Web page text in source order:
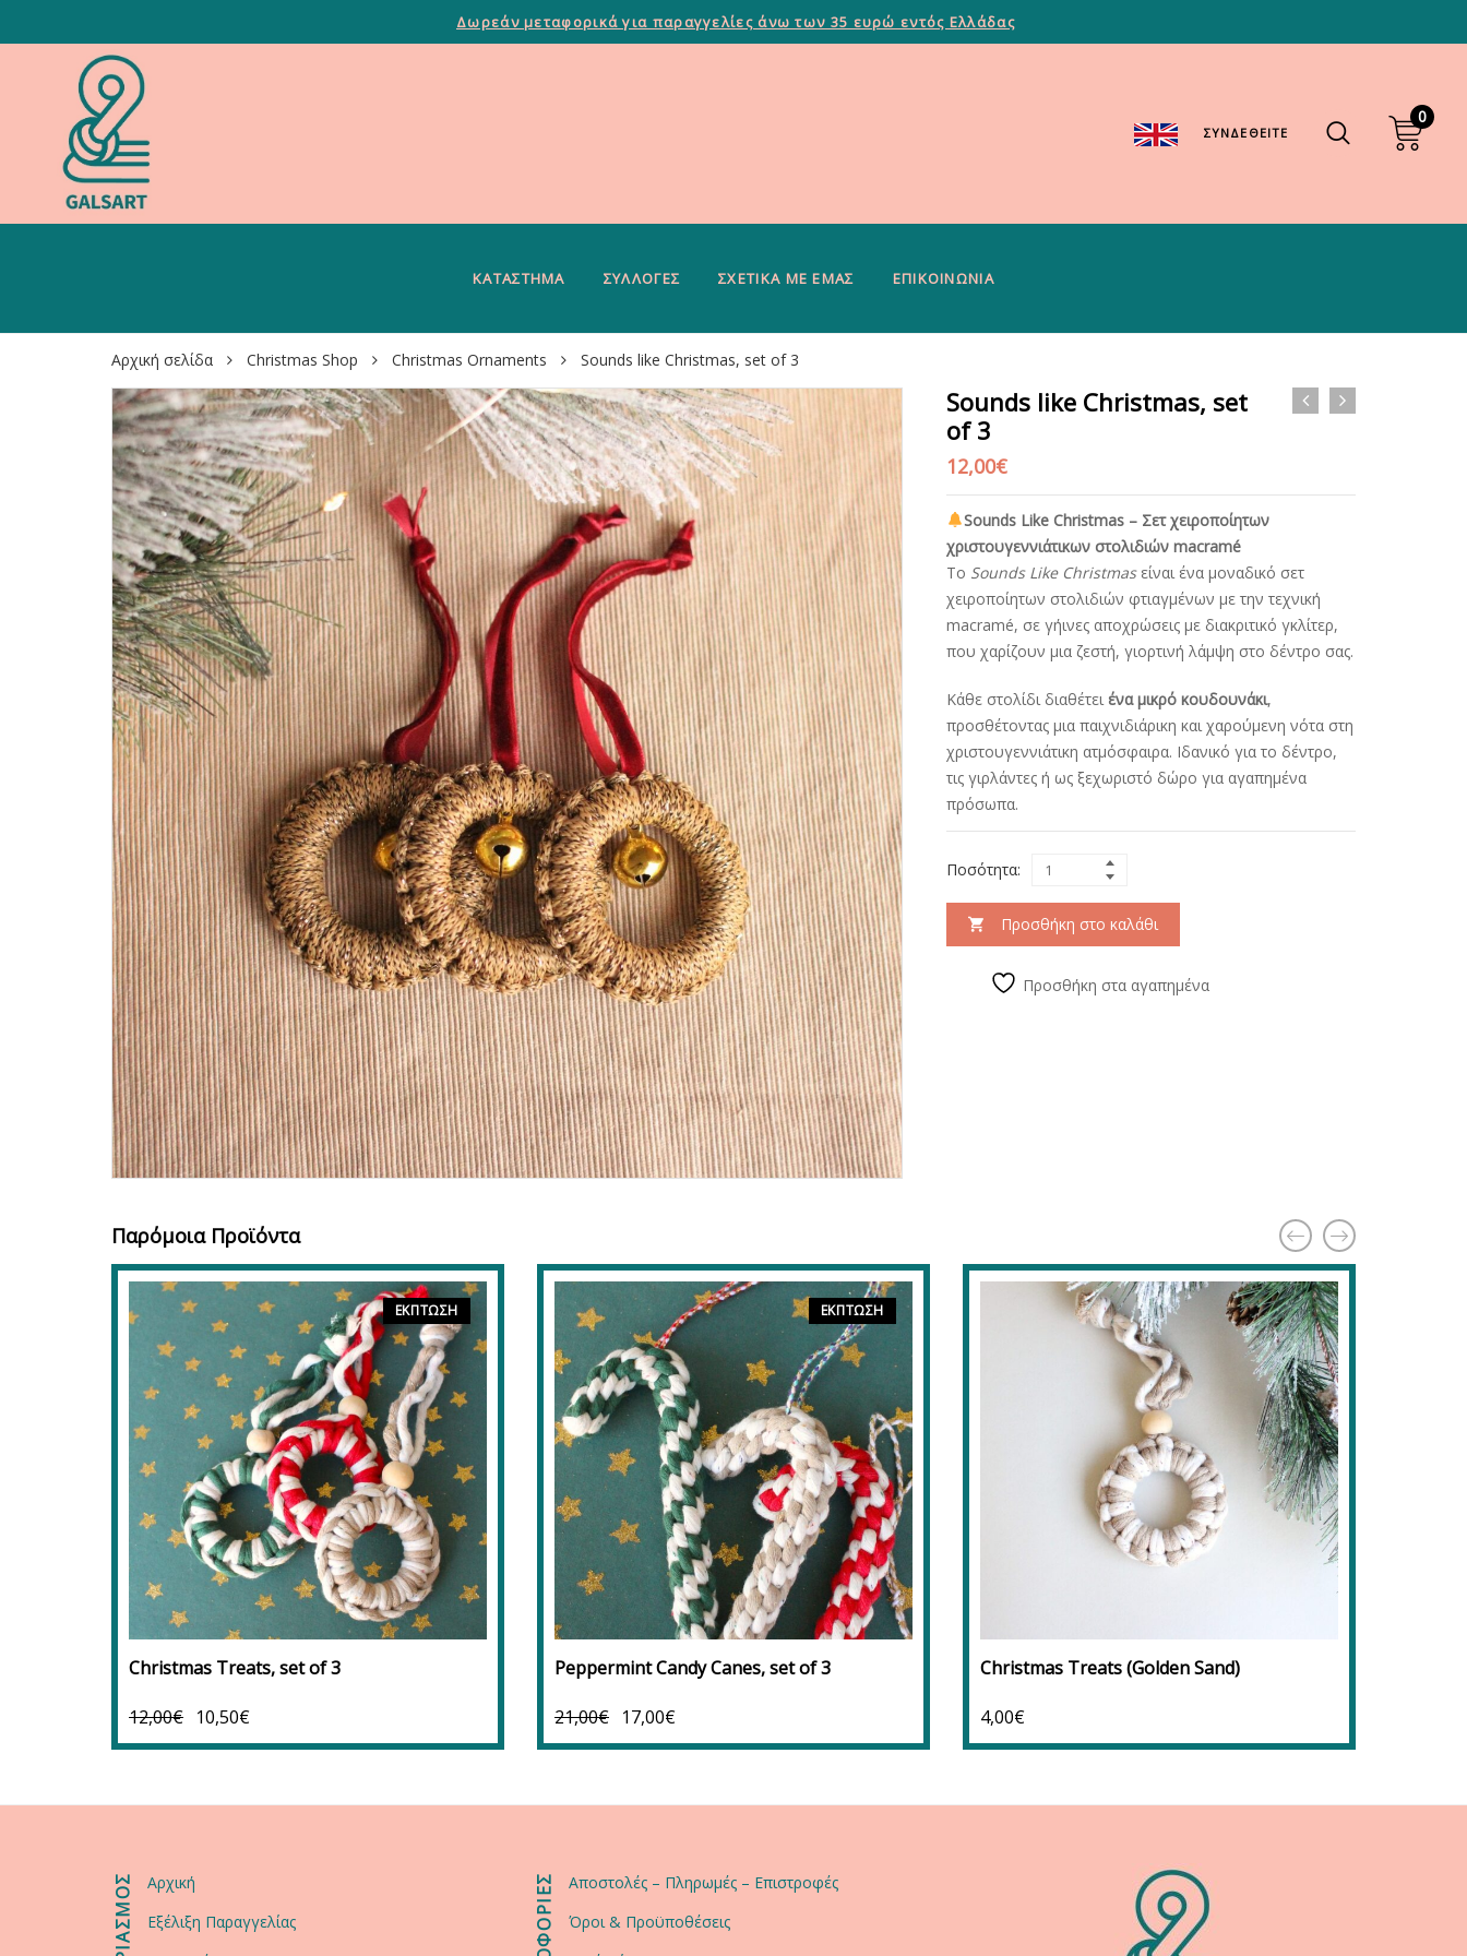
Δωρεάν μεταφορικά για παραγγελίες άνω των 35 ευρώ εντός Ελλάδας
ΣΥΝΔΕΘΕΊΤΕ
0
ΚΑΤΆΣΤΗΜΑ ΣΥΛΛΟΓΈΣ ΣΧΕΤΙΚΆ ΜΕ ΕΜΆΣ ΕΠΙΚΟΙΝΩΝΊΑ
Αρχική σελίδα Christmas Shop Christmas Ornaments Sounds like Christmas, set of 3
Sounds like Christmas, set
of 3
12,00€
Sounds Like Christmas – Σετ χειροποίητων
χριστουγεννιάτικων στολιδιών macramé
Το Sounds Like Christmasείναι ένα μοναδικό σετ
χειροποίητων στολιδιών φτιαγμένων με την τεχνική
macramé, σε γήινες αποχρώσεις με διακριτικό γκλίτερ,
που χαρίζουν μια ζεστή, γιορτινή λάμψη στο δέντρο σας.
Κάθε στολίδι διαθέτει ένα μικρό κουδουνάκι,
προσθέτοντας μια παιχνιδιάρικη και χαρούμενη νότα στη
χριστουγεννιάτικη ατμόσφαιρα. Ιδανικό για το δέντρο,
τις γιρλάντες ή ως ξεχωριστό δώρο για αγαπημένα
πρόσωπα.
Ποσότητα:
Προσθήκη στο καλάθι
Προσθήκη στα αγαπημένα
Παρόμοια Προϊόντα
ΈΚΠΤΩΣΗ
Προσθήκη στο καλάθι
Christmas Treats, set of 3
12,00€ 10,50€
ΈΚΠΤΩΣΗ
Προσθήκη στο καλάθι Προσθήκη στα αγαπημένα
Peppermint Candy Canes, set of 3
21,00€ 17,00€
Προσθήκη στο καλάθι Προσθήκη στα αγαπημένα
Christmas Treats (Golden Sand)
4,00€
Αρχική
Εξέλιξη Παραγγελίας
Αποστολές – Πληρωμές – Επιστροφές
Όροι & Προϋποθέσεις